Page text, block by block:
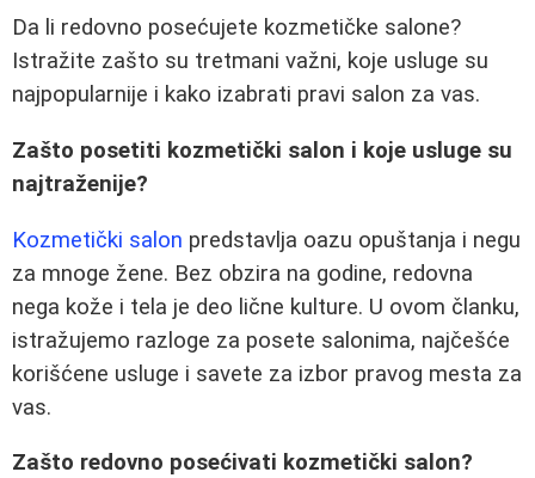
Da li redovno posećujete kozmetičke salone?
Istražite zašto su tretmani važni, koje usluge su
najpopularnije i kako izabrati pravi salon za vas.
Zašto posetiti kozmetički salon i koje usluge su
najtraženije?
Kozmetički salon predstavlja oazu opuštanja i negu
za mnoge žene. Bez obzira na godine, redovna
nega kože i tela je deo lične kulture. U ovom članku,
istražujemo razloge za posete salonima, najčešće
korišćene usluge i savete za izbor pravog mesta za
vas.
Zašto redovno posećivati kozmetički salon?